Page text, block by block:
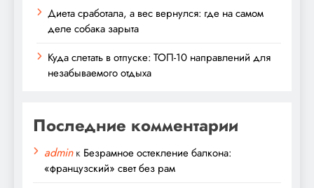
Диета сработала, а вес вернулся: где на самом
деле собака зарыта
Куда слетать в отпуске: ТОП-10 направлений для
незабываемого отдыха
Последние комментарии
adminк Безрамное остекление балкона:
«французский» свет без рам